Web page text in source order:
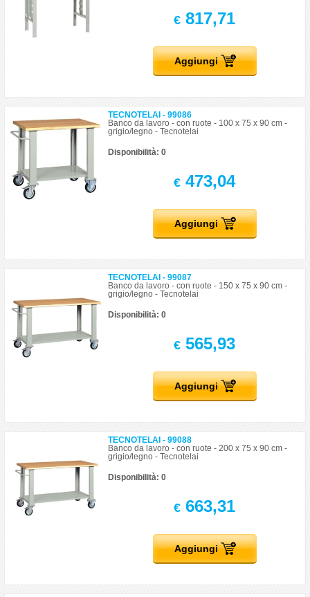
€ 817,71
Aggiungi
TECNOTELAI - 99086
Banco da lavoro - con ruote - 100 x 75 x 90 cm -
grigio/legno - Tecnotelai
Disponibilità: 0
€ 473,04
Aggiungi
TECNOTELAI - 99087
Banco da lavoro - con ruote - 150 x 75 x 90 cm -
grigio/legno - Tecnotelai
Disponibilità: 0
€ 565,93
Aggiungi
TECNOTELAI - 99088
Banco da lavoro - con ruote - 200 x 75 x 90 cm -
grigio/legno - Tecnotelai
Disponibilità: 0
€ 663,31
Aggiungi